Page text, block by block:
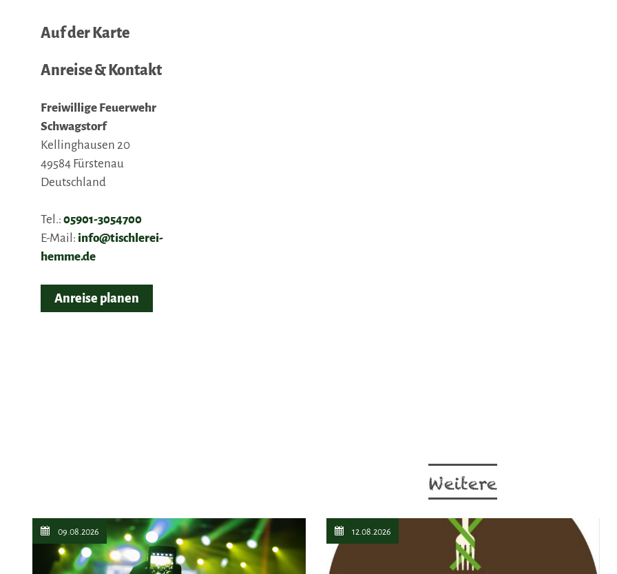
Auf der Karte
Anreise & Kontakt
Freiwillige Feuerwehr
Schwagstorf
Kellinghausen 20
49584 Fürstenau
Deutschland
Tel.: 05901-3054700
E-Mail: info@tischlerei-
hemme.de
Anreise planen
Weitere
09.08.2026 12.08.2026